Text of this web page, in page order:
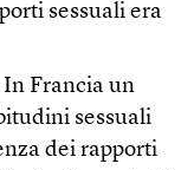
sessuali era
In Francia un
sessuali
dei rapporti